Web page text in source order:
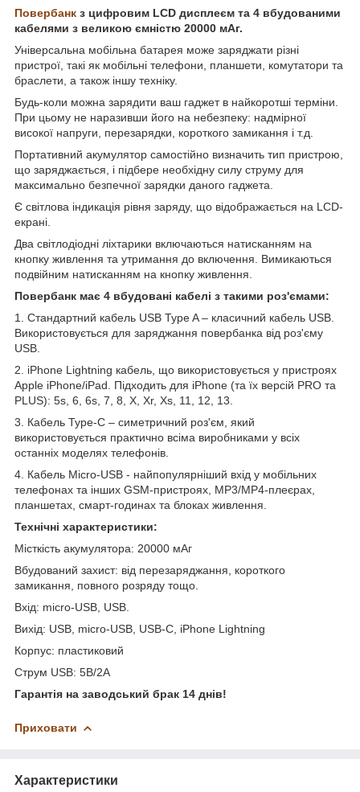
Повербанк з цифровим LCD дисплеєм та 4 вбудованими
кабелями з великою ємністю 20000 мАг.
Універсальна мобільна батарея може заряджати різні
пристрої, такі як мобільні телефони, планшети, комутатори та
браслети, а також іншу техніку.
Будь-коли можна зарядити ваш гаджет в найкоротші терміни.
При цьому не наразивши його на небезпеку: надмірної
високої напруги, перезарядки, короткого замикання і т.д.
Портативний акумулятор самостійно визначить тип пристрою,
що заряджається, і підбере необхідну силу струму для
максимально безпечної зарядки даного гаджета.
Є світлова індикація рівня заряду, що відображається на LCD-
екрані.
Два світлодіодні ліхтарики включаються натисканням на
кнопку живлення та утримання до включення. Вимикаються
подвійним натисканням на кнопку живлення.
Повербанк має 4 вбудовані кабелі з такими роз'ємами:
1. Стандартний кабель USB Type A – класичний кабель USB.
Використовується для заряджання повербанка від роз'єму
USB.
2. iPhone Lightning кабель, що використовується у пристроях
Apple iPhone/iPad. Підходить для iPhone (та їх версій PRO та
PLUS): 5s, 6, 6s, 7, 8, X, Xr, Xs, 11, 12, 13.
3. Кабель Type-C – симетричний роз'єм, який
використовується практично всіма виробниками у всіх
останніх моделях телефонів.
4. Кабель Micro-USB - найпопулярніший вхід у мобільних
телефонах та інших GSM-пристроях, MP3/MP4-плеєрах,
планшетах, смарт-годинах та блоках живлення.
Технічні характеристики:
Місткість акумулятора: 20000 мАг
Вбудований захист: від перезаряджання, короткого
замикання, повного розряду тощо.
Вхід: micro-USB, USB.
Вихід: USB, micro-USB, USB-C, iPhone Lightning
Корпус: пластиковий
Струм USB: 5В/2А
Гарантія на заводський брак 14 днів!
Приховати
Характеристики